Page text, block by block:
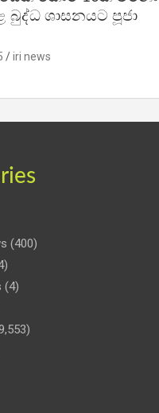
බුද්ධ ශාසනයට පූජා
iri news
(400)
(4)